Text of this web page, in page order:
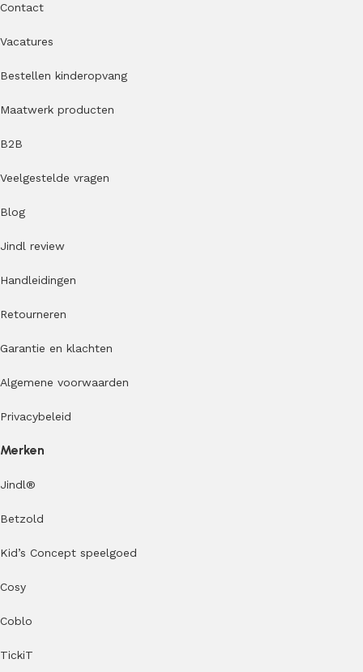
Contact
Vacatures
Bestellen kinderopvang
Maatwerk producten
B2B
Veelgestelde vragen
Blog
Jindl review
Handleidingen
Retourneren
Garantie en klachten
Algemene voorwaarden
Privacybeleid
Merken
Jindl®
Betzold
Kid’s Concept speelgoed
Cosy
Coblo
TickiT